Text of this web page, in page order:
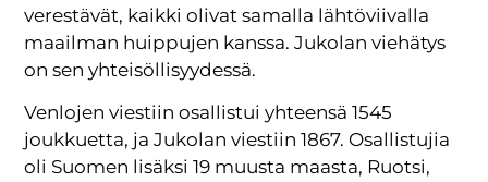
verestävät, kaikki olivat samalla lähtöviivalla
maailman huippujen kanssa. Jukolan viehätys
on sen yhteisöllisyydessä.
Venlojen viestiin osallistui yhteensä 1545
joukkuetta, ja Jukolan viestiin 1867. Osallistujia
oli Suomen lisäksi 19 muusta maasta, Ruotsi,